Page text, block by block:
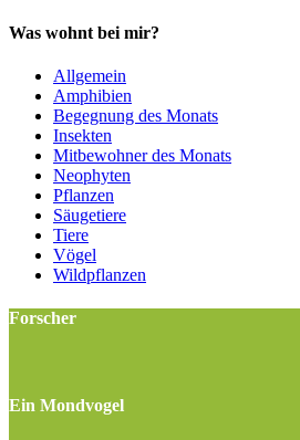
Was wohnt bei mir?
Allgemein
Amphibien
Begegnung des Monats
Insekten
Mitbewohner des Monats
Neophyten
Pflanzen
Säugetiere
Tiere
Vögel
Wildpflanzen
Forscher
Ein Mondvogel